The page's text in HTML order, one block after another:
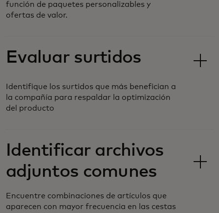
función de paquetes personalizables y
ofertas de valor.
Evaluar surtidos
Identifique los surtidos que más benefician a
la compañía para respaldar la optimización
del producto
Identificar archivos
adjuntos comunes
Encuentre combinaciones de artículos que
aparecen con mayor frecuencia en las cestas